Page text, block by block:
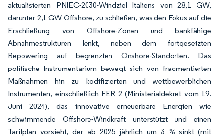
aktualisierten PNIEC-2030-Windziel Italiens von 28,1 GW,
darunter 2,1 GW Offshore, zu schließen, was den Fokus auf die
Erschließung von Offshore-Zonen und bankfähige
Abnahmestrukturen lenkt, neben dem fortgesetzten
Repowering auf begrenzten Onshore-Standorten. Das
politische Instrumentarium bewegt sich von fragmentierten
Maßnahmen hin zu kodifizierten und wettbewerblichen
Instrumenten, einschließlich FER 2 (Ministerialdekret vom 19.
Juni 2024), das innovative erneuerbare Energien wie
schwimmende Offshore-Windkraft unterstützt und einen
Tarifplan vorsieht, der ab 2025 jährlich um 3 % sinkt (mit